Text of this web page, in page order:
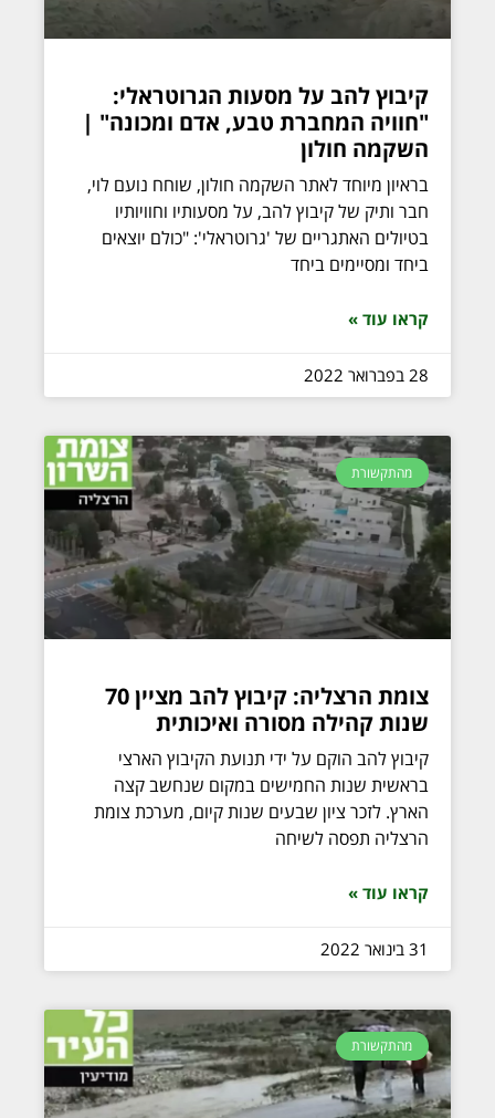
קיבוץ להב על מסעות הגרוטראלי:
"חוויה המחברת טבע, אדם ומכונה" |
השקמה חולון
בראיון מיוחד לאתר השקמה חולון, שוחח נועם לוי,
חבר ותיק של קיבוץ להב, על מסעותיו וחוויותיו
בטיולים האתגריים של 'גרוטראלי': "כולם יוצאים
ביחד ומסיימים ביחד
קראו עוד »
28 בפברואר 2022
מהתקשורת
צומת הרצליה: קיבוץ להב מציין 70
שנות קהילה מסורה ואיכותית
קיבוץ להב הוקם על ידי תנועת הקיבוץ הארצי
בראשית שנות החמישים במקום שנחשב קצה
הארץ. לזכר ציון שבעים שנות קיום, מערכת צומת
הרצליה תפסה לשיחה
קראו עוד »
31 בינואר 2022
מהתקשורת